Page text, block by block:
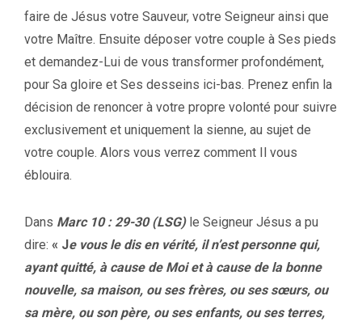
faire de Jésus votre Sauveur, votre Seigneur ainsi que
votre Maître. Ensuite déposer votre couple à Ses pieds
et demandez-Lui de vous transformer profondément,
pour Sa gloire et Ses desseins ici-bas. Prenez enfin la
décision de renoncer à votre propre volonté pour suivre
exclusivement et uniquement la sienne, au sujet de
votre couple. Alors vous verrez comment Il vous
éblouira.
Dans Marc 10 : 29-30 (LSG)le Seigneur Jésus a pu
dire: « Je vous le dis en vérité, il n’est personne qui,
ayant quitté, à cause de Moi et à cause de la bonne
nouvelle, sa maison, ou ses frères, ou ses sœurs, ou
sa mère, ou son père, ou ses enfants, ou ses terres,